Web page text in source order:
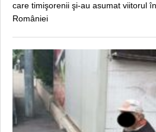
care timişorenii şi-au asumat viitorul
României